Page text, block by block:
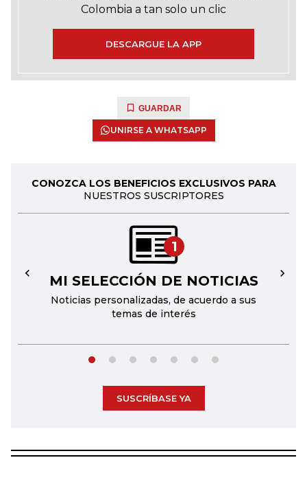
Colombia a tan solo un clic
DESCARGUE LA APP
GUARDAR
UNIRSE A WHATSAPP
CONOZCA LOS BENEFICIOS EXCLUSIVOS PARA
NUESTROS SUSCRIPTORES
1
MI SELECCIÓN DE NOTICIAS
Noticias personalizadas, de acuerdo a sus
temas de interés
← →
SUSCRÍBASE YA